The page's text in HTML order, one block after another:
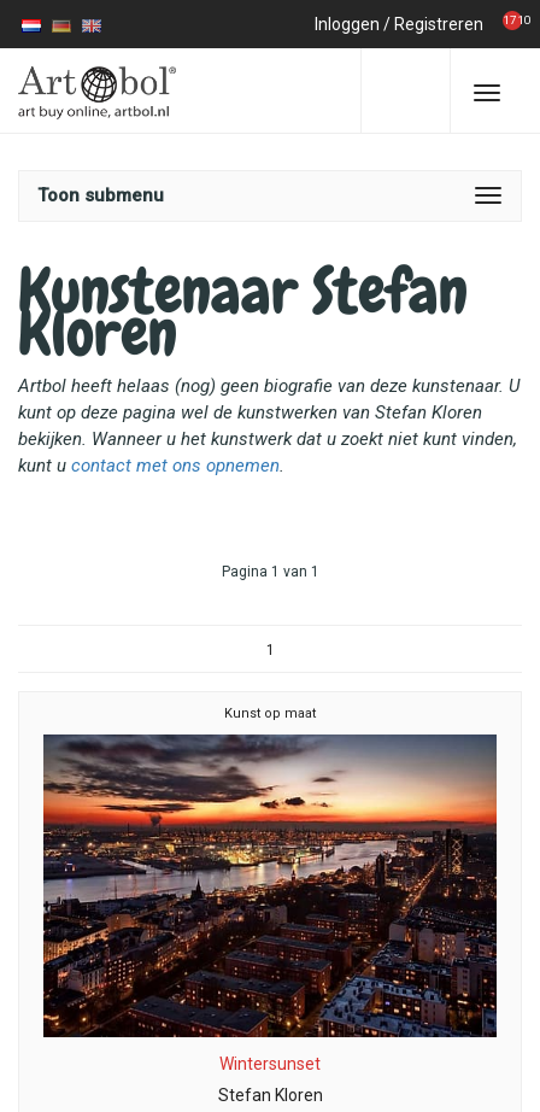
Inloggen / Registreren 1710
Toon submenu
Kunstenaar Stefan
Kloren
Artbol heeft helaas (nog) geen biografie van deze kunstenaar. U
kunt op deze pagina wel de kunstwerken van Stefan Kloren
bekijken. Wanneer u het kunstwerk dat u zoekt niet kunt vinden,
kunt u contact met ons opnemen.
Pagina 1 van 1
1
Kunst op maat
Wintersunset
Stefan Kloren